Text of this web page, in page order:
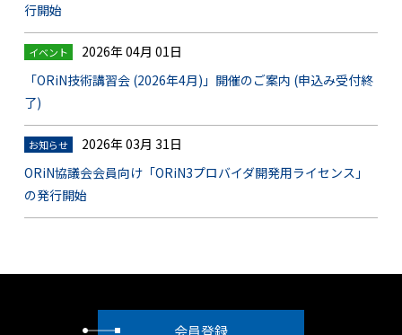
行開始
イベント
2026年 04月 01日
「ORiN技術講習会 (2026年4月)」開催のご案内 (申込み受付終
了)
お知らせ
2026年 03月 31日
ORiN協議会会員向け「ORiN3プロバイダ開発用ライセンス」
の発行開始
会員登録